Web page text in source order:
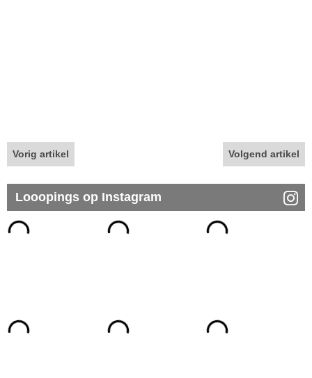
Vorig artikel Volgend artikel
Looopings op Instagram